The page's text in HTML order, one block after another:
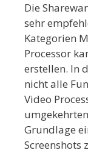
Die
sehr
Kategorien
Processor
erstellen. In
nicht alle
Video
Grundlage
Screenshots